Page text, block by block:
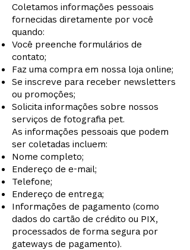
Coletamos informações pessoais
fornecidas diretamente por você
quando:
Você preenche formulários de
contato;
Faz uma compra em nossa loja online;
Se inscreve para receber newsletters
ou promoções;
Solicita informações sobre nossos
serviços de fotografia pet.
As informações pessoais que podem
ser coletadas incluem:
Nome completo;
Endereço de e-mail;
Telefone;
Endereço de entrega;
Informações de pagamento (como
dados do cartão de crédito ou PIX,
processados de forma segura por
gateways de pagamento).